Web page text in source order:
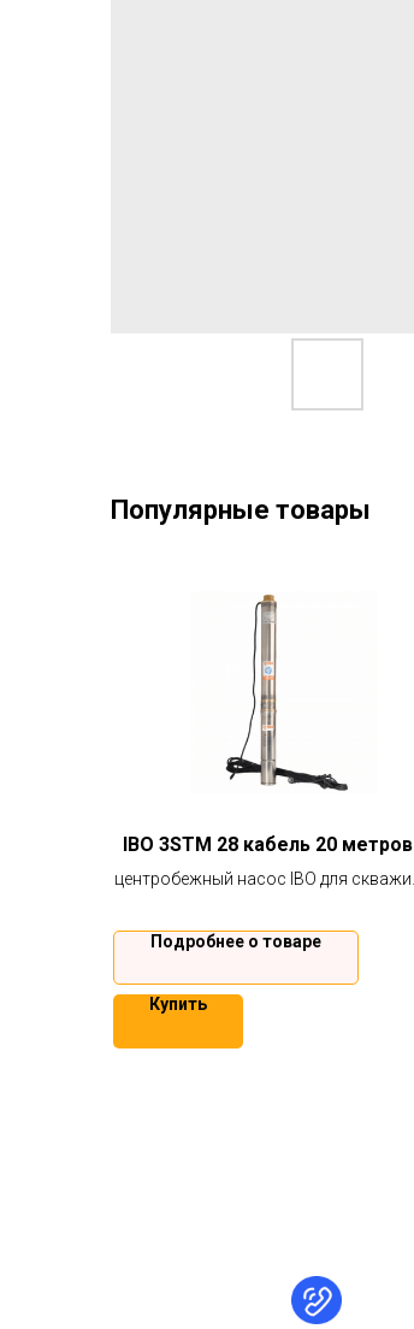
Популярные товары
IBO 3STM 28 кабель 20 метров
центробежный насос IBO для скважин
стойкостью к песку. Гарантия 2 года.
Подробнее о товаре
Купить